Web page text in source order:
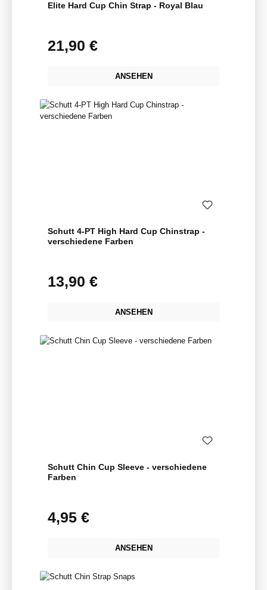
Elite Hard Cup Chin Strap - Royal Blau
Regulärer Preis:
21,90 €
ANSEHEN
Schutt 4-PT High Hard Cup Chinstrap -
verschiedene Farben
Regulärer Preis:
13,90 €
ANSEHEN
Schutt Chin Cup Sleeve - verschiedene
Farben
Regulärer Preis:
4,95 €
ANSEHEN